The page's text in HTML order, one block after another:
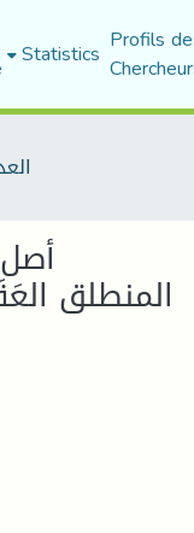
Statistics Profils
المنطلق